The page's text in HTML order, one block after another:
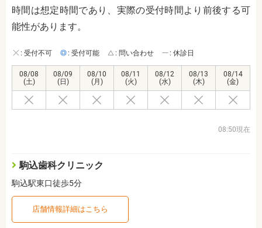
時間は想定時間であり、実際の受付時間より前後する可
能性があります。
: 受付不可 : 受付可能 : 問い合わせ : 休診日
08/08
(土)
08/09
(日)
08/10
(月)
08/11
(火)
08/12
(水)
08/13
(木)
08/14
(金)
08:50現在
駒込歯科クリニック
駒込駅東口徒歩5分
店舗情報詳細はこちら